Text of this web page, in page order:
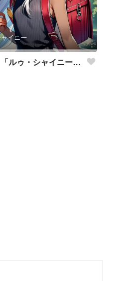
イニー
看板娘553 「ルゥ・シャイニーのよもやま話」